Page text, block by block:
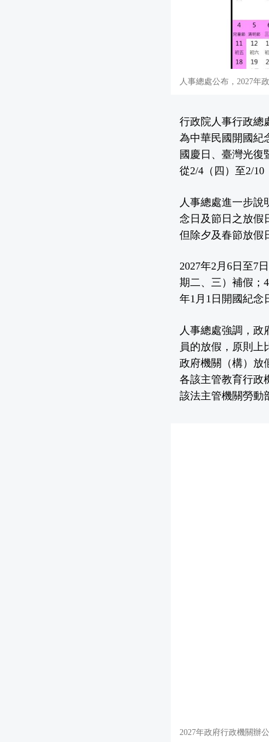
人事總處公布，2027年
行政院人事行政總
為中華民國開國紀
國慶日、臺灣光復
從2/4（四）至2/10
人事總處進一步
念日及節日之放假
但除夕及春節放假
2027年2月6日至7
期二、三）補假；
年1月1日開國紀念
人事總處強調，政
員的放假，原則上
政府機關（構）放
各該主管教育行政
該法主管機關勞動
2027年政府行政機關辦